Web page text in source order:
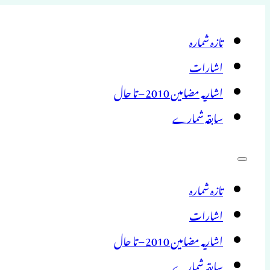
تازہ شمارہ
اشارات
اشاریہ مضامین 2010 – تا حال
سابقہ شمارے
تازہ شمارہ
اشارات
اشاریہ مضامین 2010 – تا حال
سابقہ شمارے